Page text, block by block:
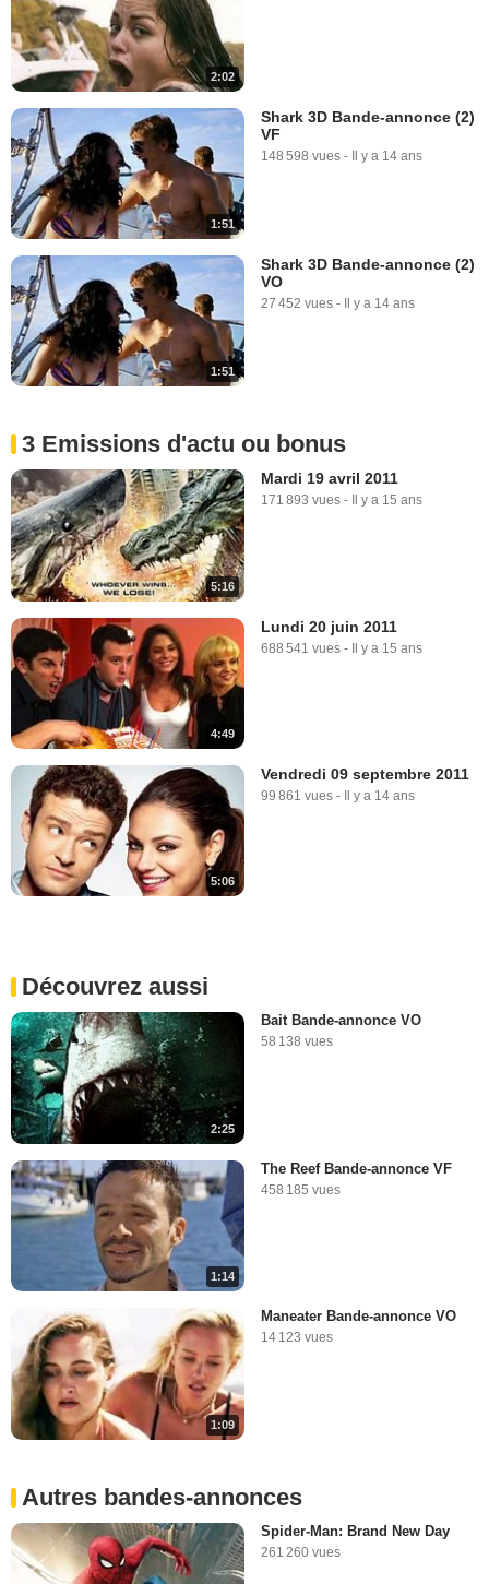
2:02
1:51
Shark 3D Bande-annonce (2)
VF
148 598 vues - Il y a 14 ans
1:51
Shark 3D Bande-annonce (2)
VO
27 452 vues - Il y a 14 ans
3 Emissions d'actu ou bonus
5:16
Mardi 19 avril 2011
171 893 vues - Il y a 15 ans
4:49
Lundi 20 juin 2011
688 541 vues - Il y a 15 ans
5:06
Vendredi 09 septembre 2011
99 861 vues - Il y a 14 ans
Découvrez aussi
2:25
Bait Bande-annonce VO
58 138 vues
1:14
The Reef Bande-annonce VF
458 185 vues
1:09
Maneater Bande-annonce VO
14 123 vues
Autres bandes-annonces
Spider-Man: Brand New Day
261 260 vues